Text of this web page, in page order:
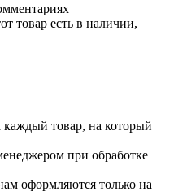
товар есть в наличии,
каждый товар, на который
при обработке
оформляются только на